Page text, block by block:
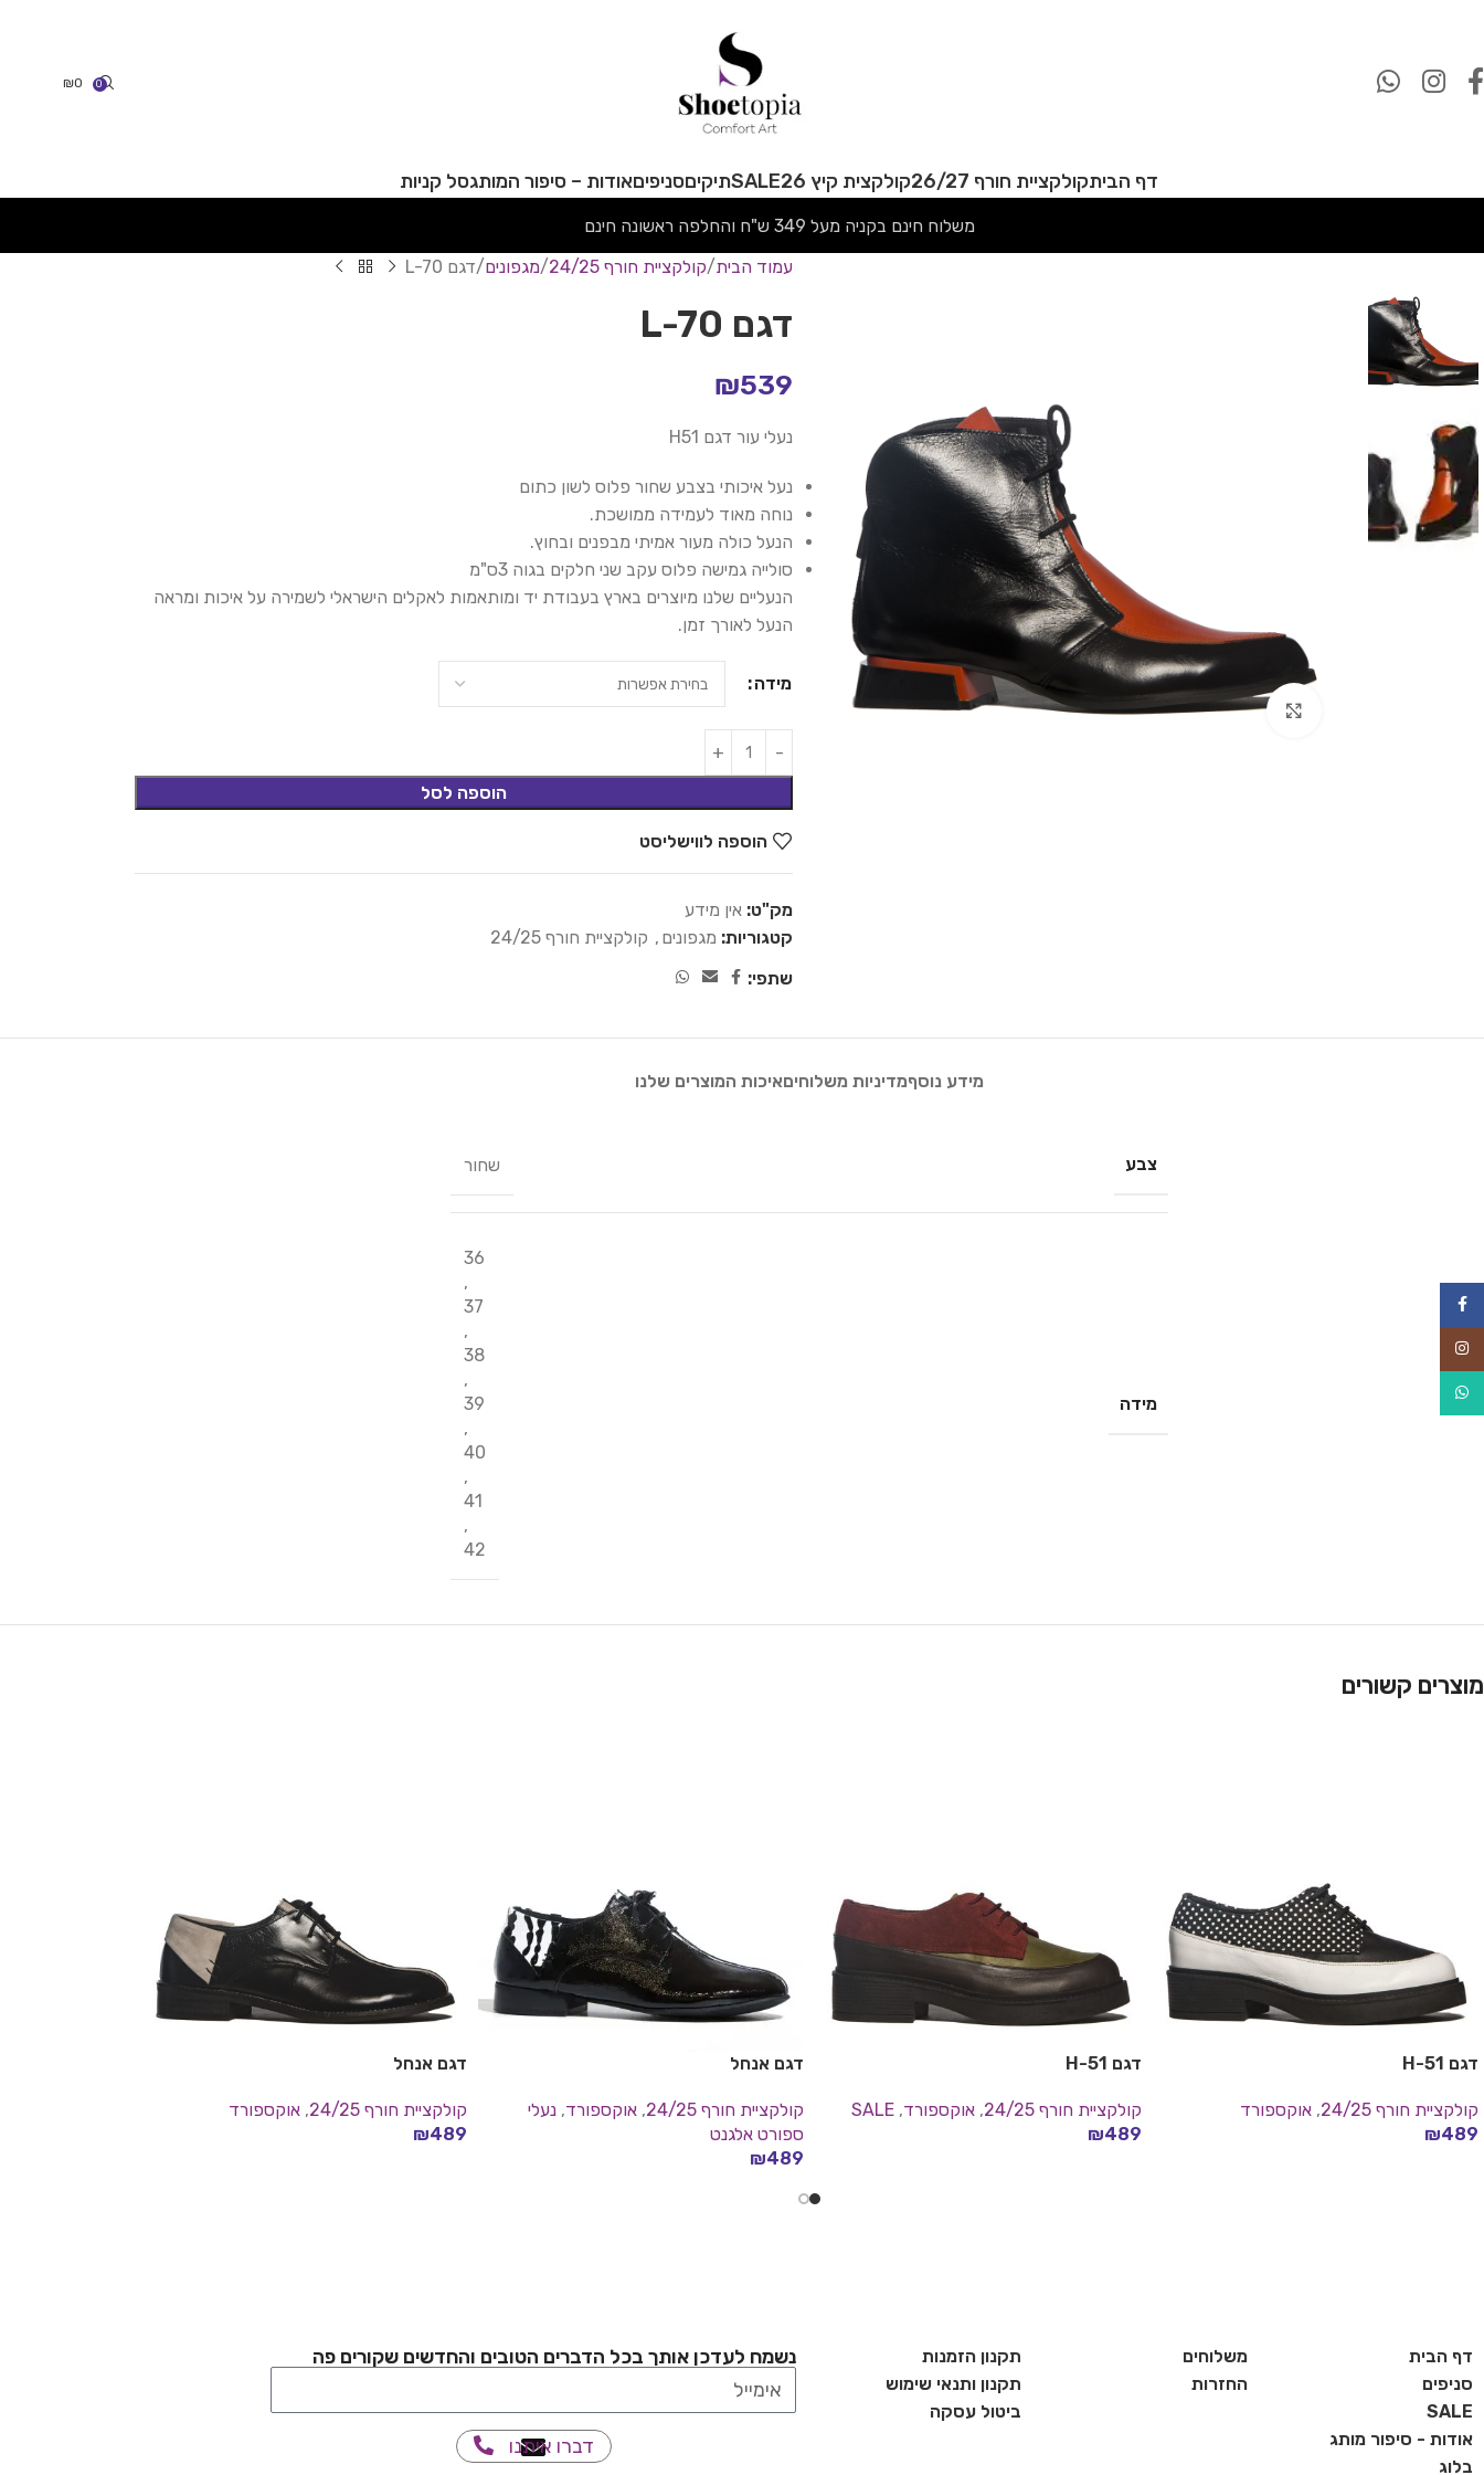
0
₪0
דף הביתקולקציית חורף 26/27 קולקצית קיץ 26 SALEתיקיםסניפיםאודות – סיפור המותגסל קניות
משלוח חינם בקניה מעל 349 ש"ח והחלפה ראשונה חינם
Click to enlarge
עמוד הבית קולקציית חורף 24/25 מגפונים דגם L-70
דגם L-70
₪539
נעלי עור דגם H51
נעל איכותי בצבע שחור פלוס לשון כתום
נוחה מאוד לעמידה ממושכת.
הנעל כולה מעור אמיתי מבפנים ובחוץ.
סולייה גמישה פלוס עקב שני חלקים בגוה 3ס"מ
הנעליים שלנו מיוצרים בארץ בעבודת יד ומותאמות לאקלים הישראלי לשמירה על איכות ומראה
הנעל לאורך זמן.
מידה
הוספה לסל
הוספה לווישליסט
מק"ט: אין מידע
קטגוריות: מגפונים , קולקציית חורף 24/25
שתפי:
מידע נוסףמדיניות משלוחיםאיכות המוצרים שלנו
צבע שחור
מידה
36
,
37
,
38
,
39
,
40
,
41
,
42
מוצרים קשורים
דגם H-51
קולקציית חורף 24/25 , אוקספורד
₪489
דגם H-51
קולקציית חורף 24/25 , אוקספורד,
SALE
₪489
דגם אנחל
קולקציית חורף 24/25 , אוקספורד, נעלי
ספורט אלגנט
₪489
דגם אנחל
קולקציית חורף 24/25 , אוקספורד
₪489
דף הבית
סניפים
SALE
אודות - סיפור מותג
בלוג
משלוחים
החזרות
תקנון הזמנות
תקנון ותנאי שימוש
ביטול עסקה
נשמח לעדכן אותך בכל הדברים הטובים והחדשים שקורים פה
דברו איתנו